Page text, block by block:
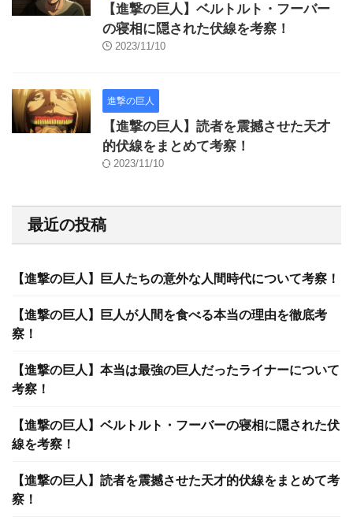
【進撃の巨人】ベルトルト・フーバー
の寝相に隠された伏線を考察！
2023/11/10
進撃の巨人
【進撃の巨人】読者を震撼させた天才
的伏線をまとめて考察！
2023/11/10
最近の投稿
【進撃の巨人】巨人たちの意外な人間時代について考察！
【進撃の巨人】巨人が人間を食べる本当の理由を徹底考
察！
【進撃の巨人】本当は最強の巨人だったライナーについて
考察！
【進撃の巨人】ベルトルト・フーバーの寝相に隠された伏
線を考察！
【進撃の巨人】読者を震撼させた天才的伏線をまとめて考
察！